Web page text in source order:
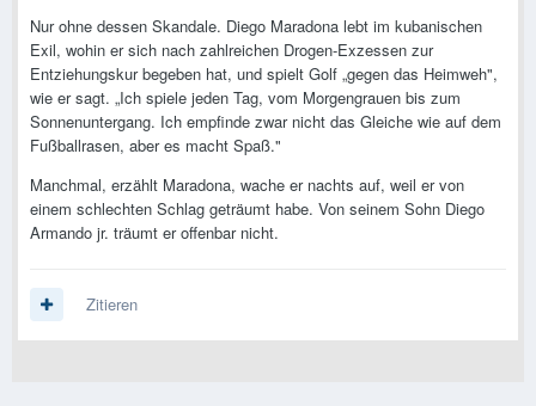
Nur ohne dessen Skandale. Diego Maradona lebt im kubanischen
Exil, wohin er sich nach zahlreichen Drogen-Exzessen zur
Entziehungskur begeben hat, und spielt Golf „gegen das Heimweh",
wie er sagt. „Ich spiele jeden Tag, vom Morgengrauen bis zum
Sonnenuntergang. Ich empfinde zwar nicht das Gleiche wie auf dem
Fußballrasen, aber es macht Spaß."
Manchmal, erzählt Maradona, wache er nachts auf, weil er von
einem schlechten Schlag geträumt habe. Von seinem Sohn Diego
Armando jr. träumt er offenbar nicht.
Zitieren